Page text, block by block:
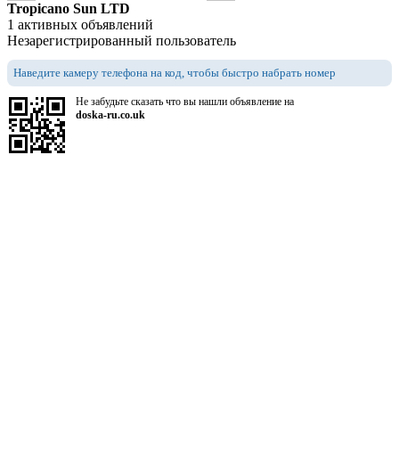
Tropicano Sun LTD
1 активных объявлений
Незарегистрированный пользователь
Наведите камеру телефона на код, чтобы быстро набрать номер
Не забудьте сказать что вы нашли объявление на
doska-ru.co.uk